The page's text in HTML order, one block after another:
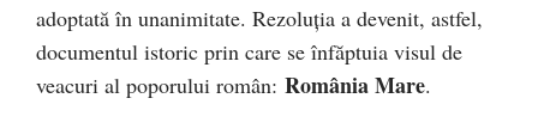
adoptată în unanimitate. Rezoluţia a devenit, astfel,
documentul istoric prin care se înfăptuia visul de
veacuri al poporului român: România Mare.